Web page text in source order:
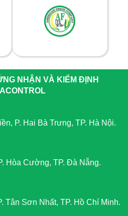
NHẬN VÀ KIỂM ĐỊNH
P. Hai Bà Trưng, TP. Hà Nội.
Hòa Cường, TP. Đà Nẵng.
Tân Sơn Nhất, TP. Hồ Chí Minh.